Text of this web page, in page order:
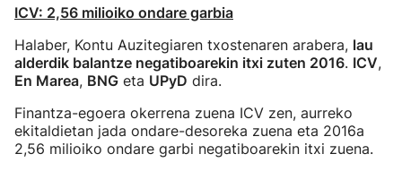
ICV: 2,56 milioiko ondare garbia
Halaber, Kontu Auzitegiaren txostenaren arabera, lau
alderdik balantze negatiboarekin itxi zuten 2016. ICV,
En Marea, BNG eta UPyD dira.
Finantza-egoera okerrena zuena ICV zen, aurreko
ekitaldietan jada ondare-desoreka zuena eta 2016a
2,56 milioiko ondare garbi negatiboarekin itxi zuena.